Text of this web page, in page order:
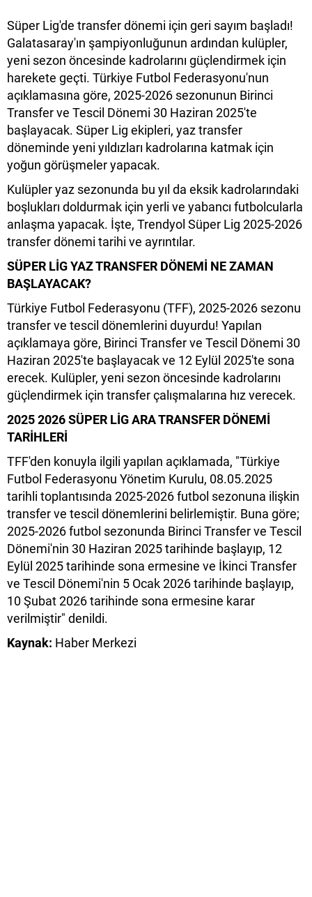
Süper Lig'de transfer dönemi için geri sayım başladı!
Galatasaray'ın şampiyonluğunun ardından kulüpler,
yeni sezon öncesinde kadrolarını güçlendirmek için
harekete geçti. Türkiye Futbol Federasyonu'nun
açıklamasına göre, 2025-2026 sezonunun Birinci
Transfer ve Tescil Dönemi 30 Haziran 2025'te
başlayacak. Süper Lig ekipleri, yaz transfer
döneminde yeni yıldızları kadrolarına katmak için
yoğun görüşmeler yapacak.
Kulüpler yaz sezonunda bu yıl da eksik kadrolarındaki
boşlukları doldurmak için yerli ve yabancı futbolcularla
anlaşma yapacak. İşte, Trendyol Süper Lig 2025-2026
transfer dönemi tarihi ve ayrıntılar.
SÜPER LİG YAZ TRANSFER DÖNEMİ NE ZAMAN
BAŞLAYACAK?
Türkiye Futbol Federasyonu (TFF), 2025-2026 sezonu
transfer ve tescil dönemlerini duyurdu! Yapılan
açıklamaya göre, Birinci Transfer ve Tescil Dönemi 30
Haziran 2025'te başlayacak ve 12 Eylül 2025'te sona
erecek. Kulüpler, yeni sezon öncesinde kadrolarını
güçlendirmek için transfer çalışmalarına hız verecek.
2025 2026 SÜPER LİG ARA TRANSFER DÖNEMİ
TARİHLERİ
TFF'den konuyla ilgili yapılan açıklamada, "Türkiye
Futbol Federasyonu Yönetim Kurulu, 08.05.2025
tarihli toplantısında 2025-2026 futbol sezonuna ilişkin
transfer ve tescil dönemlerini belirlemiştir. Buna göre;
2025-2026 futbol sezonunda Birinci Transfer ve Tescil
Dönemi'nin 30 Haziran 2025 tarihinde başlayıp, 12
Eylül 2025 tarihinde sona ermesine ve İkinci Transfer
ve Tescil Dönemi'nin 5 Ocak 2026 tarihinde başlayıp,
10 Şubat 2026 tarihinde sona ermesine karar
verilmiştir" denildi.
Kaynak: Haber Merkezi